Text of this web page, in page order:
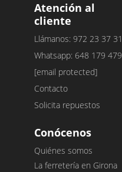
Atención al
cliente
Llámanos: 972 23 37 31
Whatsapp: 648 179 479
[email protected]
Contacto
Solicita repuestos
Conócenos
Quiénes somos
La ferretería en Girona